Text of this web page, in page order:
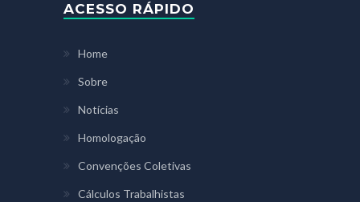
ACESSO RÁPIDO
Home
Sobre
Notícias
Homologação
Convenções Coletivas
Cálculos Trabalhistas